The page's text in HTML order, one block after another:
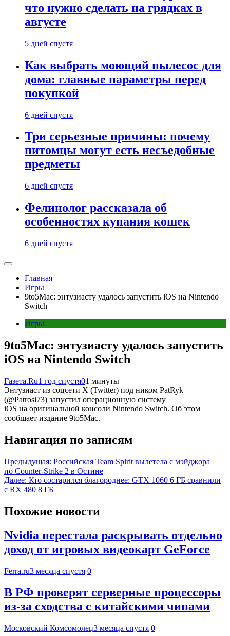
что нужно сделать на грядках в
августе
5 дней спустя
Как выбрать моющий пылесос для
дома: главные параметры перед
покупкой
6 дней спустя
Три серьезные причины: почему
питомцы могут есть несъедобные
предметы
6 дней спустя
Фелинолог рассказала об
особенностях купания кошек
6 дней спустя
Главная
Игры
9to5Mac: энтузиасту удалось запустить iOS на Nintendo
Switch
Игры
9to5Mac: энтузиасту удалось запустить
iOS на Nintendo Switch
Газета.Ru1 год спустя01 минуты
Энтузиаст из соцсети X (Twitter) под ником PatRyk
(@Patrosi73) запустил операционную систему
iOS на оригинальной консоли Nintendo Switch. Об этом
сообщает издание 9to5Mac.
Навигация по записям
Предыдущая: Российская Team Spirit вылетела с мэйджора
по Counter-Strike 2 в Остине
Далее: Кто состарился благороднее: GTX 1060 6 ГБ сравнили
с RX 480 8 ГБ
Похожие новости
Nvidia перестала раскрывать отдельно
доход от игровых видеокарт GeForce
Ferra.ru3 месяца спустя 0
В РФ проверят серверные процессоры
из-за сходства с китайскими чипами
Московский Комсомолец3 месяца спустя 0